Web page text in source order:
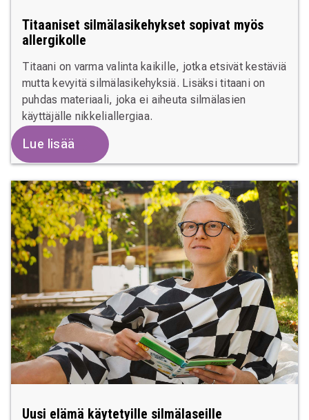
Titaaniset silmälasikehykset sopivat myös
allergikolle
Titaani on varma valinta kaikille, jotka etsivät kestäviä
mutta kevyitä silmälasikehyksiä. Lisäksi titaani on
puhdas materiaali, joka ei aiheuta silmälasien
käyttäjälle nikkeliallergiaa.
Lue lisää
Uusi elämä käytetyille silmälaseille